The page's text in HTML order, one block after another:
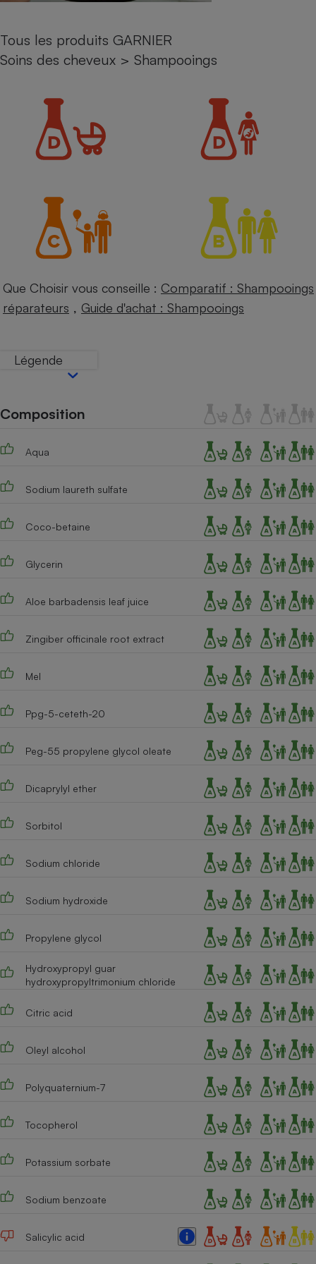
Tous les produits GARNIER
Soins des cheveux > Shampooings
Que Choisir vous conseille : Comparatif : Shampooings
réparateurs , Guide d'achat : Shampooings
Légende
Composition
Aqua
Sodium laureth sulfate
Coco-betaine
Glycerin
Aloe barbadensis leaf juice
Zingiber officinale root extract
Mel
Ppg-5-ceteth-20
Peg-55 propylene glycol oleate
Dicaprylyl ether
Sorbitol
Sodium chloride
Sodium hydroxide
Propylene glycol
Hydroxypropyl guar
hydroxypropyltrimonium chloride
Citric acid
Oleyl alcohol
Polyquaternium-7
Tocopherol
Potassium sorbate
Sodium benzoate
Salicylic acid
Assurance emprunteur
Lave-linge
Climatiseur -
Ventilateur
Robot ménager
Antivirus
Matelas
Climatiseur -
Antimoustique